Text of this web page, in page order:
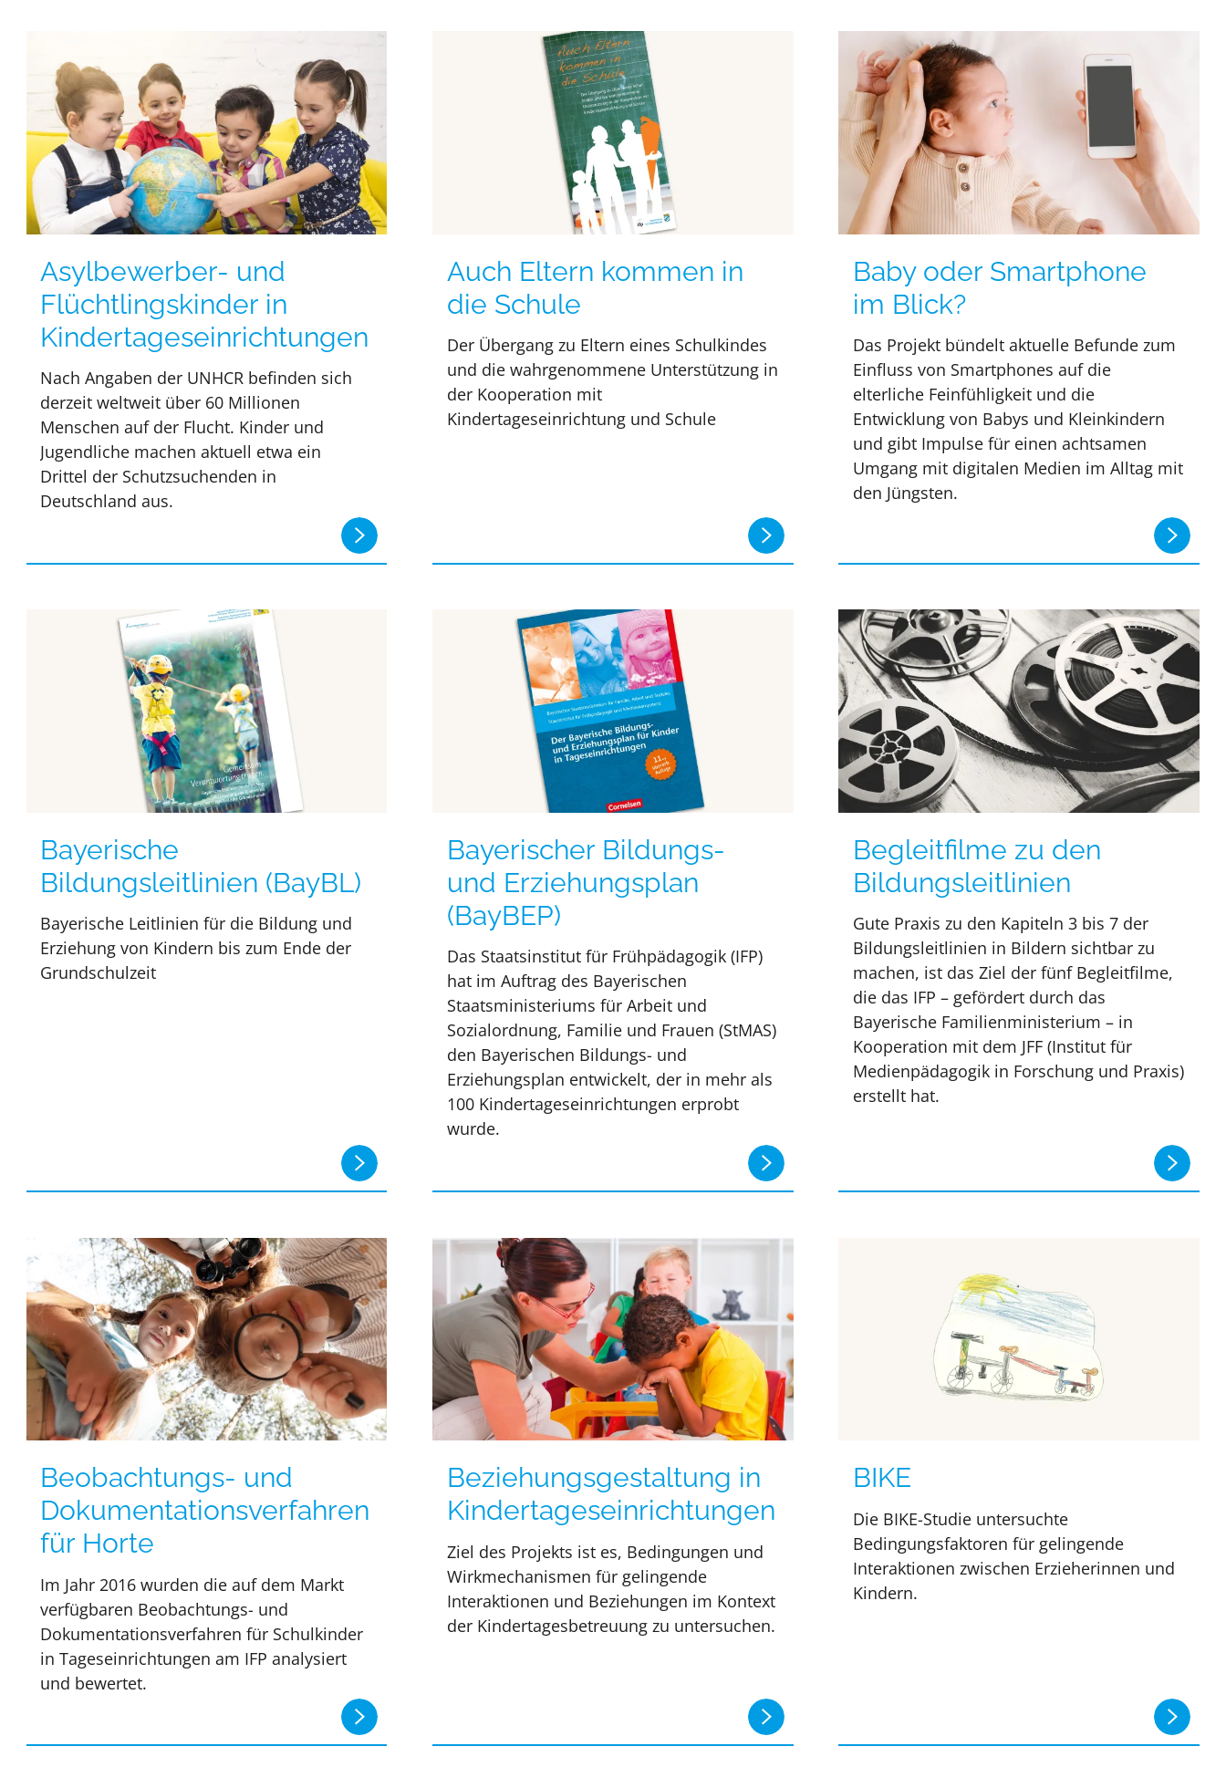
Asylbewerber- und
Flüchtlingskinder in
Kindertageseinrichtungen
Nach Angaben der UNHCR befinden sich
derzeit weltweit über 60 Millionen
Menschen auf der Flucht. Kinder und
Jugendliche machen aktuell etwa ein
Drittel der Schutzsuchenden in
Deutschland aus.
Auch Eltern kommen in
die Schule
Der Übergang zu Eltern eines Schulkindes
und die wahrgenommene Unterstützung in
der Kooperation mit
Kindertageseinrichtung und Schule
Baby oder Smartphone
im Blick?
Das Projekt bündelt aktuelle Befunde zum
Einfluss von Smartphones auf die
elterliche Feinfühligkeit und die
Entwicklung von Babys und Kleinkindern
und gibt Impulse für einen achtsamen
Umgang mit digitalen Medien im Alltag mit
den Jüngsten.
Bayerische
Bildungsleitlinien (BayBL)
Bayerische Leitlinien für die Bildung und
Erziehung von Kindern bis zum Ende der
Grundschulzeit
Bayerischer Bildungs-
und Erziehungsplan
(BayBEP)
Das Staatsinstitut für Frühpädagogik (IFP)
hat im Auftrag des Bayerischen
Staatsministeriums für Arbeit und
Sozialordnung, Familie und Frauen (StMAS)
den Bayerischen Bildungs- und
Erziehungsplan entwickelt, der in mehr als
100 Kindertageseinrichtungen erprobt
wurde.
Begleitfilme zu den
Bildungsleitlinien
Gute Praxis zu den Kapiteln 3 bis 7 der
Bildungsleitlinien in Bildern sichtbar zu
machen, ist das Ziel der fünf Begleitfilme,
die das IFP – gefördert durch das
Bayerische Familienministerium – in
Kooperation mit dem JFF (Institut für
Medienpädagogik in Forschung und Praxis)
erstellt hat.
Beobachtungs- und
Dokumentationsverfahren
für Horte
Im Jahr 2016 wurden die auf dem Markt
verfügbaren Beobachtungs- und
Dokumentationsverfahren für Schulkinder
in Tageseinrichtungen am IFP analysiert
und bewertet.
Beziehungs­gestaltung in
Kinder­tages­einrichtungen
Ziel des Projekts ist es, Bedingungen und
Wirkmechanismen für gelingende
Interaktionen und Beziehungen im Kontext
der Kindertagesbetreuung zu untersuchen.
BIKE
Die BIKE-Studie untersuchte
Bedingungsfaktoren für gelingende
Interaktionen zwischen Erzieherinnen und
Kindern.